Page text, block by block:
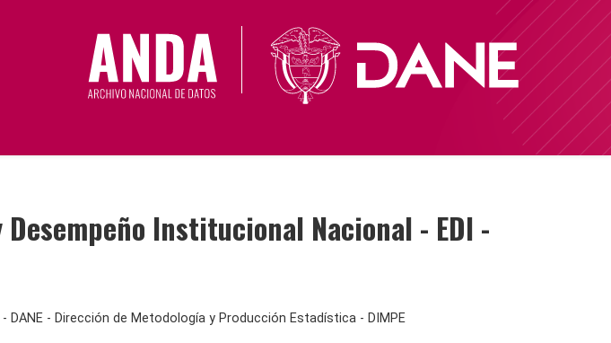
Institucional Nacional - EDI -
- Dirección de Metodología y Producción Estadística - DIMPE